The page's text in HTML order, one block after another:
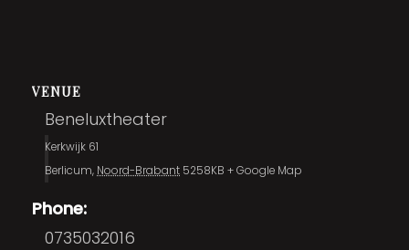
VENUE
Beneluxtheater
Kerkwijk 61
Berlicum, Noord-Brabant 5258KB + Google Map
Phone:
0735032016